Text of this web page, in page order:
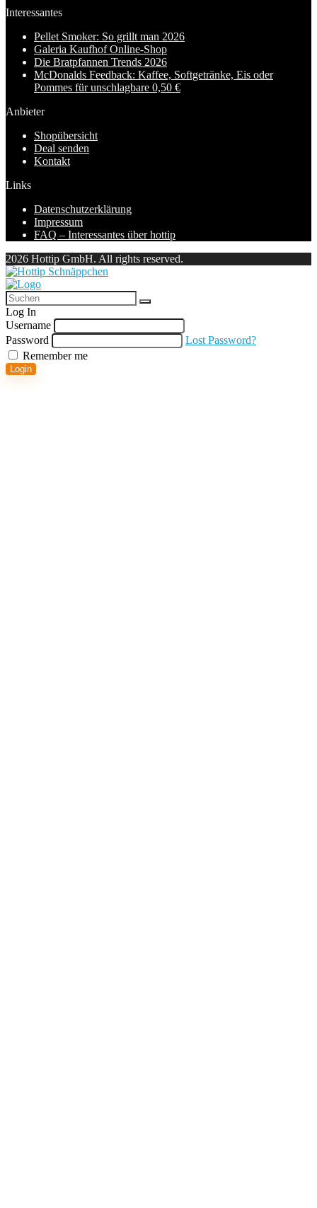
Interessantes
Pellet Smoker: So grillt man 2026
Galeria Kaufhof Online-Shop
Die Bratpfannen Trends 2026
McDonalds Feedback: Kaffee, Softgetränke, Eis oder
Pommes für unschlagbare 0,50 €
Anbieter
Shopübersicht
Deal senden
Kontakt
Links
Datenschutzerklärung
Impressum
FAQ – Interessantes über hottip
2026 Hottip GmbH. All rights reserved.
Log In
Username
Password
Lost Password?
Remember me
Login